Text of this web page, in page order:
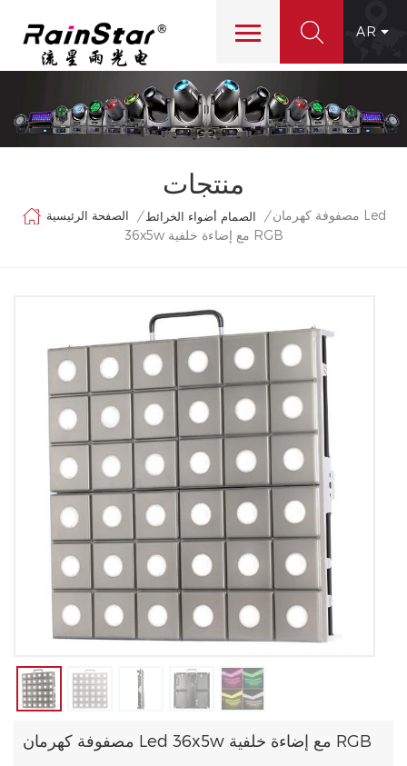
AR
منتجات
الصفحة الرئيسية / الصمام أضواء الخرائط / مصفوفة كهرمان Led
36x5w مع إضاءة خلفية RGB
مصفوفة كهرمان Led 36x5w مع إضاءة خلفية RGB